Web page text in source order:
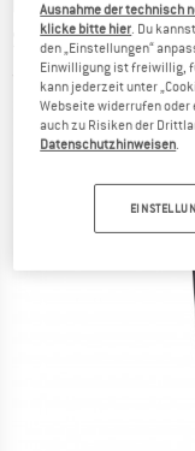
Skitourenhose
(0)
Ausnahme der technisch
klicke bitte hier. Du
den „Einstellungen“
Einwilligung ist freiwillig,
kann jederzeit unter
Webseite widerrufen
auch zu Risiken der
Datenschutzhinweisen.